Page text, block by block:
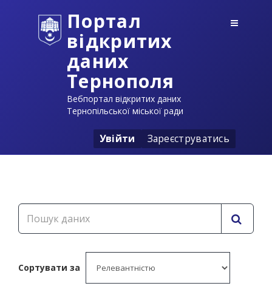
Портал
відкритих
даних
Тернополя
Вебпортал відкритих даних
Тернопільської міської ради
Увійти Зареєструватись
Сортувати за